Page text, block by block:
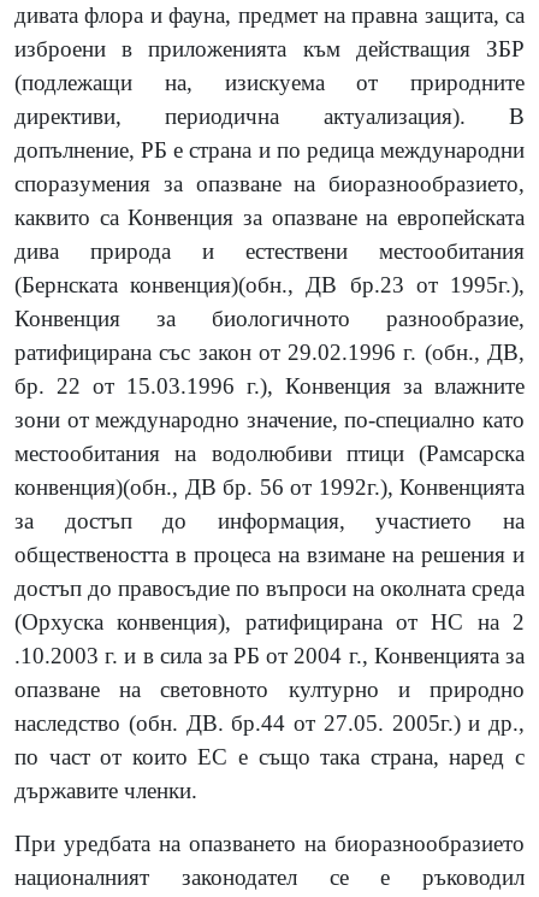
дивата флора и фауна, предмет на правна защита, са
изброени в приложенията към действащия ЗБР
(подлежащи на, изискуема от природните
директиви, периодична актуализация). В
допълнение, РБ е страна и по редица международни
споразумения за опазване на биоразнообразието,
каквито са Конвенция за опазване на европейската
дива природа и естествени местообитания
(Бернската конвенция)(обн., ДВ бр.23 от 1995г.),
Конвенция за биологичното разнообразие,
ратифицирана със закон от 29.02.1996 г. (обн., ДВ,
бр. 22 от 15.03.1996 г.), Конвенция за влажните
зони от международно значение, по-специално като
местообитания на водолюбиви птици (Рамсарска
конвенция)(обн., ДВ бр. 56 от 1992г.), Конвенцията
за достъп до информация, участието на
обществеността в процеса на взимане на решения и
достъп до правосъдие по въпроси на околната среда
(Орхуска конвенция), ратифицирана от НС на 2
.10.2003 г. и в сила за РБ от 2004 г., Конвенцията за
опазване на световното културно и природно
наследство (обн. ДВ. бр.44 от 27.05. 2005г.) и др.,
по част от които ЕС е също така страна, наред с
държавите членки.
При уредбата на опазването на биоразнообразието
националният законодател се е ръководил